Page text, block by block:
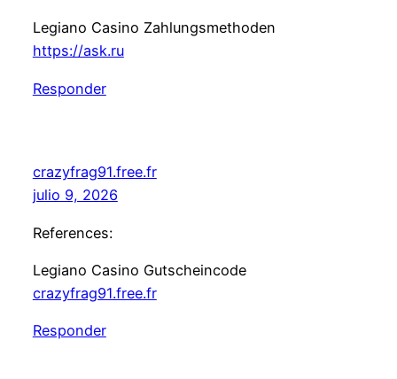
Legiano Casino Zahlungsmethoden
https://ask.ru
Responder
crazyfrag91.free.fr
julio 9, 2026
References:
Legiano Casino Gutscheincode
crazyfrag91.free.fr
Responder